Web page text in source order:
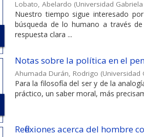
Lobato, Abelardo (Universidad
Nuestro tiempo sigue interesado
búsqueda de lo humano a través
respuesta clara ...
Notas sobre la política en el
Ahumada Durán, Rodrigo (Universidad
Para la filosofía del ser y de la
práctico, un saber moral, más
Reflexiones acerca del hombre